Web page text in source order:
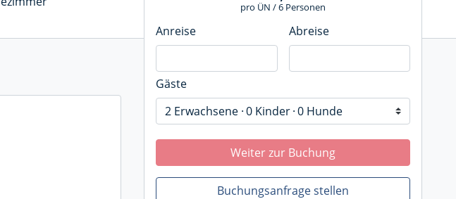
pro ÜN / 6 Personen
Anreise Abreise
Gäste
2 Erwachsene 0 Kinder 0 Hunde
Weiter zur Buchung
Buchungsanfrage stellen